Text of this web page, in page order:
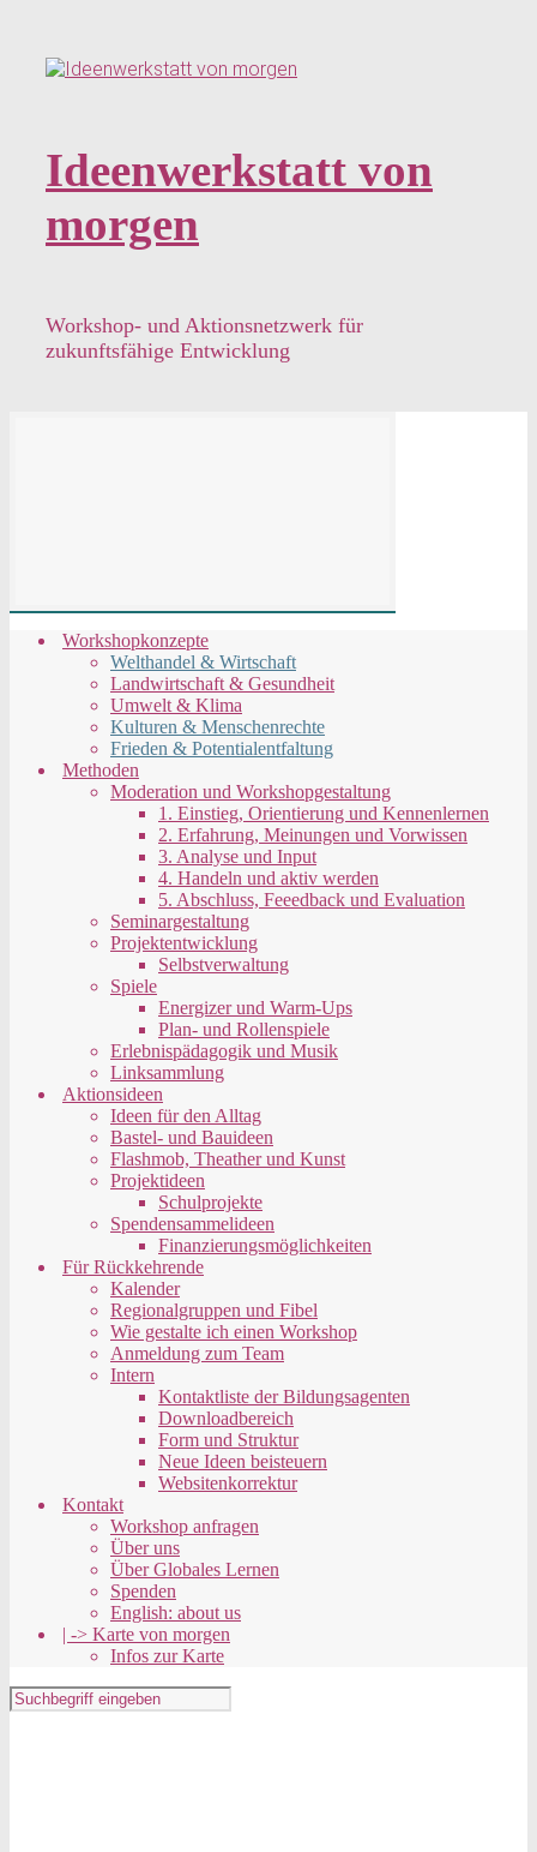
springen
Ideenwerkstatt von
morgen
Workshop- und Aktionsnetzwerk für
zukunftsfähige Entwicklung
Workshopkonzepte
Welthandel & Wirtschaft
Landwirtschaft & Gesundheit
Umwelt & Klima
Kulturen & Menschenrechte
Frieden & Potentialentfaltung
Methoden
Moderation und Workshopgestaltung
1. Einstieg, Orientierung und Kennenlernen
2. Erfahrung, Meinungen und Vorwissen
3. Analyse und Input
4. Handeln und aktiv werden
5. Abschluss, Feeedback und Evaluation
Seminargestaltung
Projektentwicklung
Selbstverwaltung
Spiele
Energizer und Warm-Ups
Plan- und Rollenspiele
Erlebnispädagogik und Musik
Linksammlung
Aktionsideen
Ideen für den Alltag
Bastel- und Bauideen
Flashmob, Theather und Kunst
Projektideen
Schulprojekte
Spendensammelideen
Finanzierungsmöglichkeiten
Für Rückkehrende
Kalender
Regionalgruppen und Fibel
Wie gestalte ich einen Workshop
Anmeldung zum Team
Intern
Kontaktliste der Bildungsagenten
Downloadbereich
Form und Struktur
Neue Ideen beisteuern
Websitenkorrektur
Kontakt
Workshop anfragen
Über uns
Über Globales Lernen
Spenden
English: about us
| -> Karte von morgen
Infos zur Karte